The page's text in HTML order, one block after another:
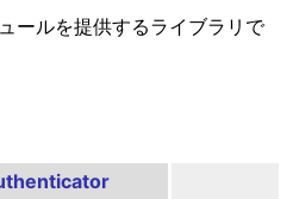
ールを提供するライブラリで